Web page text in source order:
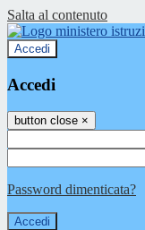
Salta al contenuto
Accedi
Accedi
button close ×
Password dimenticata?